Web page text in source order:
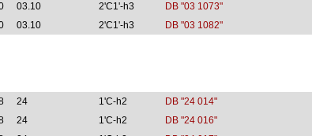
03.10 2'C1'-h3
DB "03 1073"
03.10 2'C1'-h3 DB "03 1082"
24 1'C-h2
DB "24 014"
24 1'C-h2
DB "24 016"